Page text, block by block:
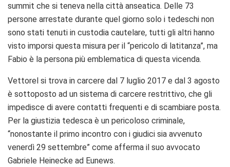
summit che si teneva nella città anseatica. Delle 73
persone arrestate durante quel giorno solo i tedeschi non
sono stati tenuti in custodia cautelare, tutti gli altri hanno
visto imporsi questa misura per il “pericolo di latitanza”, ma
Fabio è la persona più emblematica di questa vicenda.
Vettorel si trova in carcere dal 7 luglio 2017 e dal 3 agosto
è sottoposto ad un sistema di carcere restrittivo, che gli
impedisce di avere contatti frequenti e di scambiare posta.
Per la giustizia tedesca è un pericoloso criminale,
“nonostante il primo incontro con i giudici sia avvenuto
venerdì 29 settembre” come afferma il suo avvocato
Gabriele Heinecke ad Eunews.